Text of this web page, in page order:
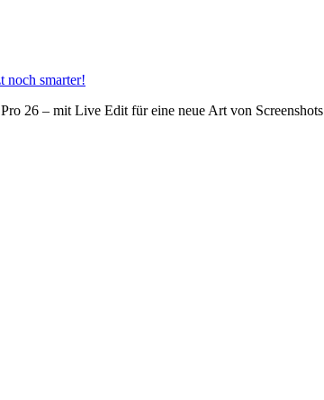
noch smarter!
26 – mit Live Edit für eine neue Art von Screenshots